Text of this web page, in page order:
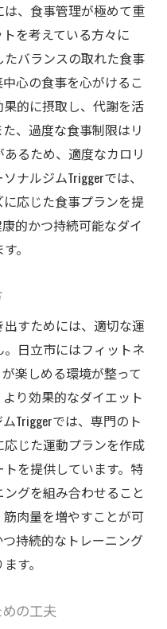
効果的な指導
性を確保するサポー
通じた信頼関係の構
る個別アプローチ
ーナーの工夫
体験談と成功事例の
ットの秘訣
れるモチベーション
者のストーリー
した声
の信頼性
日立市でのダイエッ
計画の立て方
意点
の心掛け
の運動法
やすいダイエット
、食事管理が極めて重
を考えている方々に
バランスの取れた食事
心の食事を心がけるこ
的に摂取し、代謝を活
、過度な食事制限はリ
るため、適度なカロリ
ナルジムTriggerでは、
応じた食事プランを提
的かつ持続可能なダイ
。
すためには、適切な運
日立市にはフィットネ
楽しめる環境が整って
り効果的なダイエット
Triggerでは、専門のト
じた運動プランを作成
を提供しています。特
グを組み合わせること
肉量を増やすことが可
持続的なトレーニング
す。
の工夫